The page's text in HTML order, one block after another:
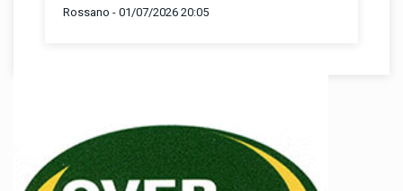
Rossano - 01/07/2026 20:05